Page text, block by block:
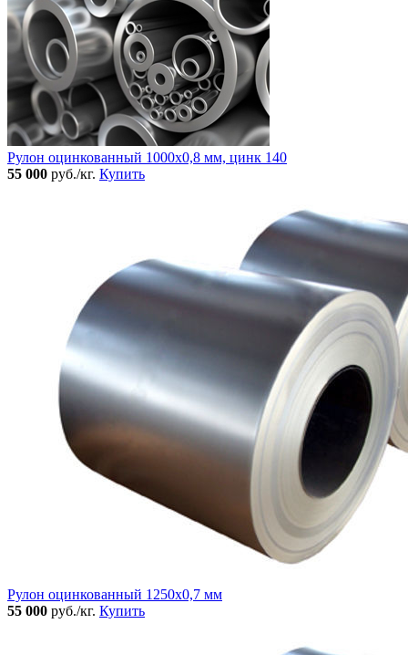
Рулон оцинкованный 1000х0,8 мм, цинк 140
55 000 руб./кг. Купить
Рулон оцинкованный 1250х0,7 мм
55 000 руб./кг. Купить